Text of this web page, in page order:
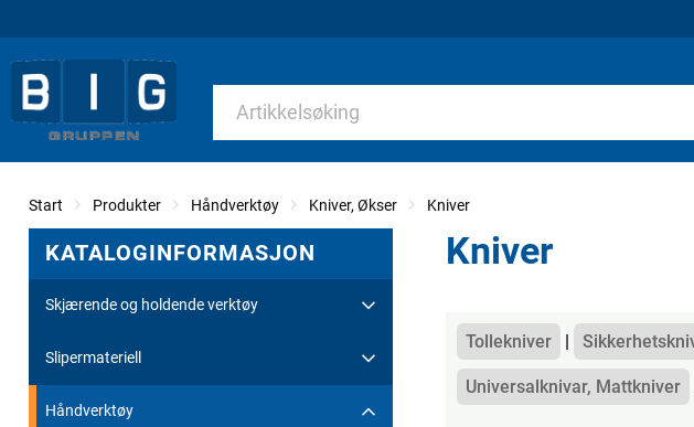
Start Produkter Håndverktøy Kniver, Økser Kniver
KATALOGINFORMASJON
Skjærende og holdende verktøy
Slipermateriell
Håndverktøy
Kniver
Kategorier
Tollekniver
Universalknivar, Mattkniver